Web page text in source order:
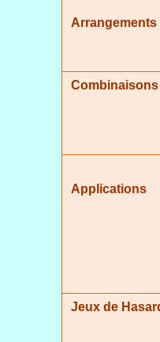
Arrangements
Combinaisons
Applications
Jeux de